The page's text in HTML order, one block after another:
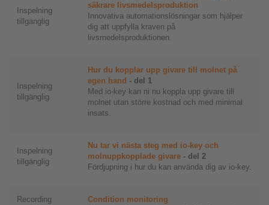
Inspelning
tillgänglig
säkrare livsmedelsproduktion
Innovativa automationslösningar som hjälper
dig att uppfylla kraven på
livsmedelsproduktionen.
Inspelning
tillgänglig
Hur du kopplar upp givare till molnet på
egen hand - del 1
Med io-key kan ni nu koppla upp givare till
molnet utan större kostnad och med minimal
insats.
Inspelning
tillgänglig
Nu tar vi nästa steg med io-key och
molnuppkopplade givare - del 2
Fördjupning i hur du kan använda dig av io-key.
Recording
Condition monitoring